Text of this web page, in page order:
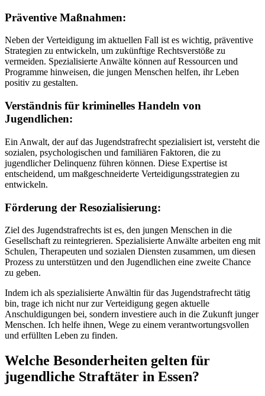
Präventive Maßnahmen:
Neben der Verteidigung im aktuellen Fall ist es wichtig, präventive
Strategien zu entwickeln, um zukünftige Rechtsverstöße zu
vermeiden. Spezialisierte Anwälte können auf Ressourcen und
Programme hinweisen, die jungen Menschen helfen, ihr Leben
positiv zu gestalten.
Verständnis für kriminelles Handeln von
Jugendlichen:
Ein Anwalt, der auf das Jugendstrafrecht spezialisiert ist, versteht die
sozialen, psychologischen und familiären Faktoren, die zu
jugendlicher Delinquenz führen können. Diese Expertise ist
entscheidend, um maßgeschneiderte Verteidigungsstrategien zu
entwickeln.
Förderung der Resozialisierung:
Ziel des Jugendstrafrechts ist es, den jungen Menschen in die
Gesellschaft zu reintegrieren. Spezialisierte Anwälte arbeiten eng mit
Schulen, Therapeuten und sozialen Diensten zusammen, um diesen
Prozess zu unterstützen und den Jugendlichen eine zweite Chance
zu geben.
Indem ich als spezialisierte Anwältin für das Jugendstrafrecht tätig
bin, trage ich nicht nur zur Verteidigung gegen aktuelle
Anschuldigungen bei, sondern investiere auch in die Zukunft junger
Menschen. Ich helfe ihnen, Wege zu einem verantwortungsvollen
und erfüllten Leben zu finden.
Welche Besonderheiten gelten für
jugendliche Straftäter in Essen?